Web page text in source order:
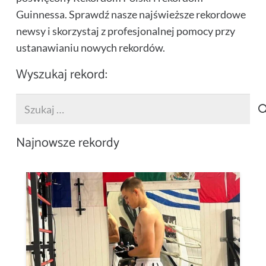
Guinnessa. Sprawdź nasze najświeższe rekordowe
newsy i skorzystaj z profesjonalnej pomocy przy
ustanawianiu nowych rekordów.
Wyszukaj rekord:
Najnowsze rekordy